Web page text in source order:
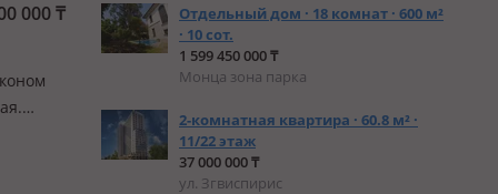
000₸
Отдельный дом · 18 комнат · 600 м²
· 10 сот.
1 599 450 000 ₸
Монца зона парка
2-комнатная квартира · 60.8 м² ·
11/22 этаж
37 000 000 ₸
ул. Згвиспирис